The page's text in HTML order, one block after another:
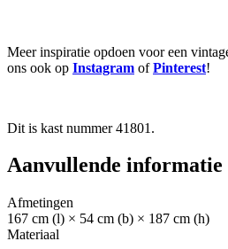
Meer inspiratie opdoen voor een
ons ook op Instagram ofPinterest!
Dit is kast nummer 41801.
Aanvullende informatie
Afmetingen
167 cm (l) × 54 cm (b) × 187 cm (h)
Materiaal